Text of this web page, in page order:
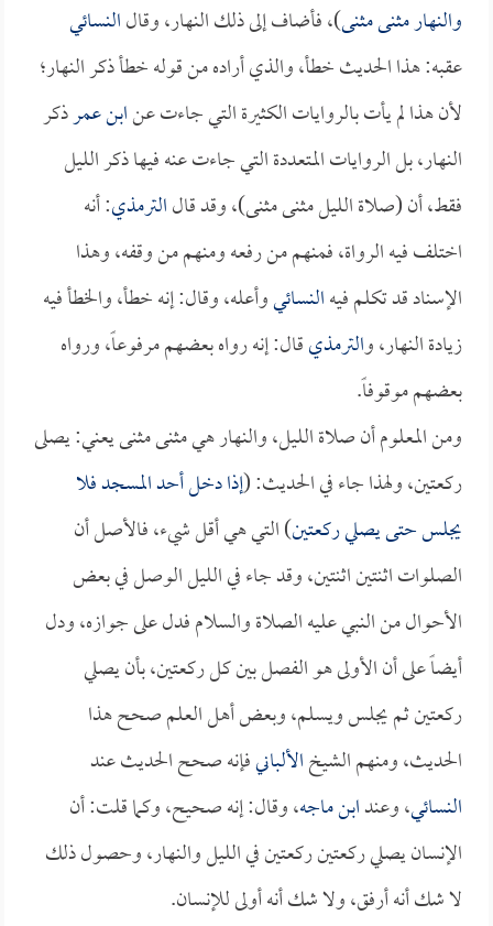
والنهار مثنى مثنى)، فأضاف إلى ذلك النهار، وقالالنسائي
عقبه: هذا الحديث خطأ، والذي أراده من قوله خطأ ذكر النهار؛
لأن هذا لم يأت بالروايات الكثيرة التي جاءت عنابن عمرذكر
النهار، بل الروايات المتعددة التي جاءت عنه فيها ذكر الليل
فقط، أن (صلاة الليل مثنى مثنى)، وقد قالالترمذي: أنه
اختلف فيه الرواة، فمنهم من رفعه ومنهم من وقفه، وهذا
الإسناد قد تكلم فيهالنسائيوأعله، وقال: إنه خطأ، والخطأ فيه
زيادة النهار، والترمذيقال: إنه رواه بعضهم مرفوعاً، ورواه
بعضهم موقوفاً.
ومن المعلوم أن صلاة الليل، والنهار هي مثنى مثنى يعني: يصلى
ركعتين، ولهذا جاء في الحديث: (إذا دخل أحد المسجد فلا
يجلس حتى يصلي ركعتين) التي هي أقل شيء، فالأصل أن
الصلوات اثنتين اثنتين، وقد جاء في الليل الوصل في بعض
الأحوال من النبي عليه الصلاة والسلام فدل على جوازه، ودل
أيضاً على أن الأولى هو الفصل بين كل ركعتين، بأن يصلي
ركعتين ثم يجلس ويسلم، وبعض أهل العلم صحح هذا
الحديث، ومنهم الشيخالألبانيفإنه صحح الحديث عند
النسائي، وعندابن ماجه، وقال: إنه صحيح، وكما قلت: أن
الإنسان يصلي ركعتين ركعتين في الليل والنهار، وحصول ذلك
لا شك أنه أرفق، ولا شك أنه أولى للإنسان.